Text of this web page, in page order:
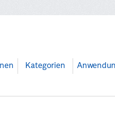
Kategorien